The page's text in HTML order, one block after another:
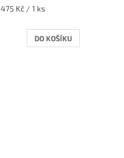
Měrná
475 Kč / 1 ks
DO KOŠÍKU